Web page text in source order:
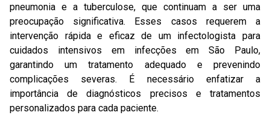
pneumonia e a tuberculose, que continuam a ser uma
preocupação significativa. Esses casos requerem a
intervenção rápida e eficaz de um infectologista para
cuidados intensivos em infecções em São Paulo,
garantindo um tratamento adequado e prevenindo
complicações severas. É necessário enfatizar a
importância de diagnósticos precisos e tratamentos
personalizados para cada paciente.